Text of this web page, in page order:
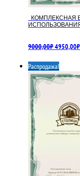
КОМПЛЕКСНАЯ
9000,00₽цена
9000,00₽.
4950,00₽
Распродажа!